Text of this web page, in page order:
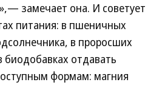
замечает она. И советует
питания: в пшеничных
в проросших
отдавать
формам: магния